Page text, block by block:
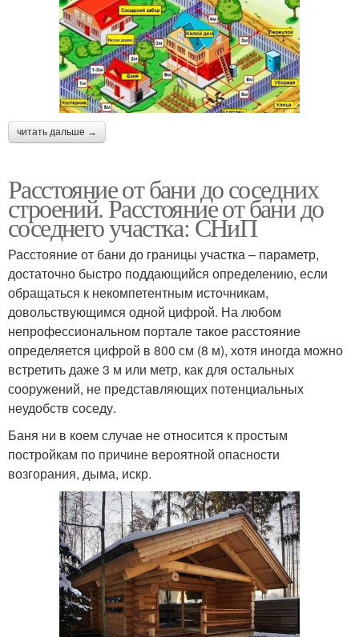
читать дальше →
Расстояние от бани до соседних
строений. Расстояние от бани до
соседнего участка: СНиП
Расстояние от бани до границы участка – параметр,
достаточно быстро поддающийся определению, если
обращаться к некомпетентным источникам,
довольствующимся одной цифрой. На любом
непрофессиональном портале такое расстояние
определяется цифрой в 800 см (8 м), хотя иногда можно
встретить даже 3 м или метр, как для остальных
сооружений, не представляющих потенциальных
неудобств соседу.
Баня ни в коем случае не относится к простым
постройкам по причине вероятной опасности
возгорания, дыма, искр.